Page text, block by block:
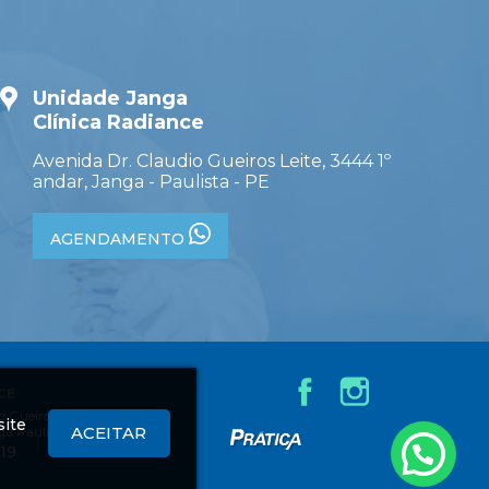
Unidade Janga
Clínica Radiance
Avenida Dr. Claudio Gueiros Leite, 3444 1º
andar, Janga - Paulista - PE
AGENDAMENTO
Gueiros Leite,
Paulista - PE
Criação
ACEITAR